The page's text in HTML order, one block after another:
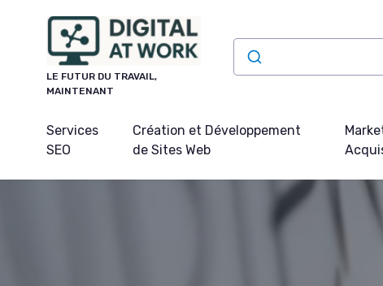
LE FUTUR DU TRAVAIL,
MAINTENANT
Services
SEO
Création et Développement
de Sites Web